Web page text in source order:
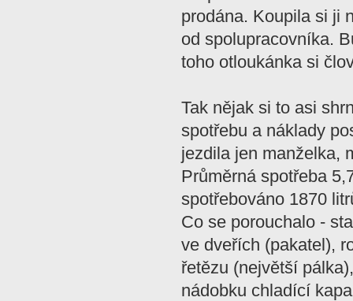
prodána. Koupila si ji
od spolupracovníka.
toho otloukánka si
Tak nějak si to asi
spotřebu a náklady
jezdila jen manželka,
Průměrná spotřeba
spotřebováno 1870
Co se porouchalo -
ve dveřích (pakatel),
řetězu (největší
nádobku chladící